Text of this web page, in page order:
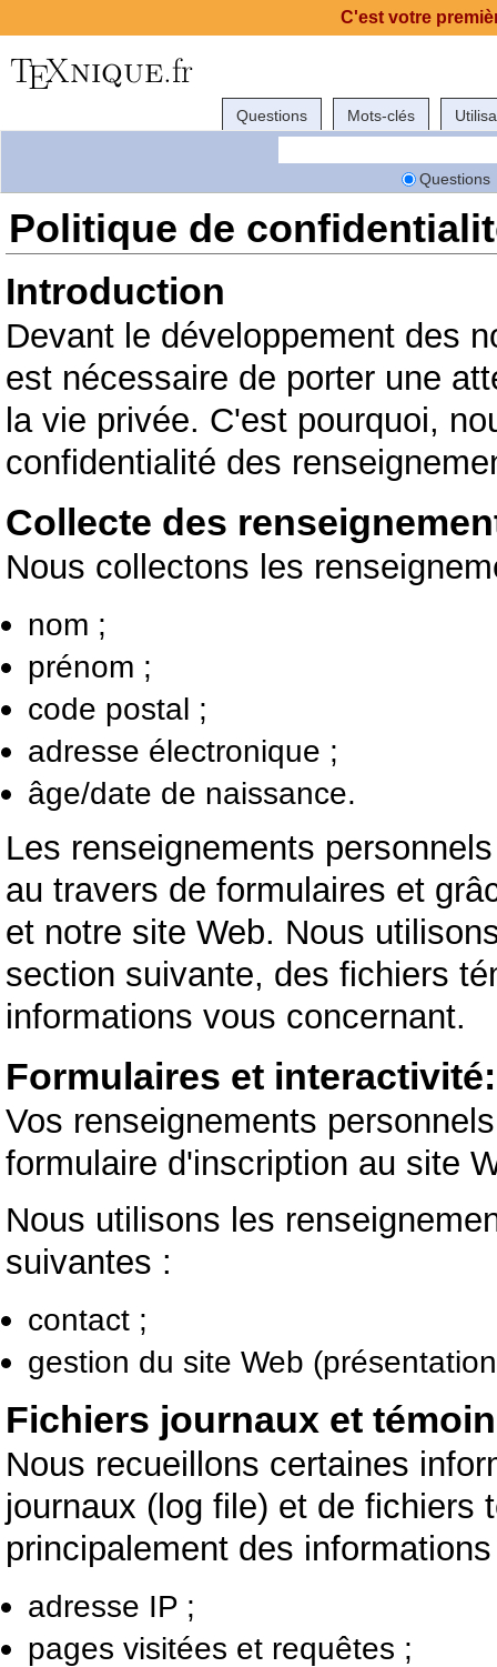
Questions Mots-clés
Questions
Politique de
Introduction
Devant le développement des
est nécessaire de porter une
la vie privée. C'est pourquoi,
confidentialité des
Collecte des
Nous collectons les
nom ;
prénom ;
code postal ;
adresse électronique ;
âge/date de naissance.
Les renseignements
au travers de formulaires et
et notre site Web. Nous
section suivante, des fichiers
informations vous concernant.
Formulaires et interactivité:
Vos renseignements
formulaire d'inscription au site
Nous utilisons les
suivantes :
contact ;
gestion du site Web
Fichiers journaux et
Nous recueillons certaines
journaux (log file) et de fichiers
principalement des
adresse IP ;
pages visitées et requêtes ;
C'est votre